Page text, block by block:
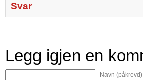
Svar
Legg igjen en
Navn (påkrevd)